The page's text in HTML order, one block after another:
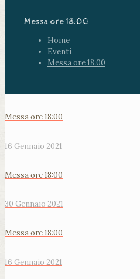
Messa ore 18:00
Home
Eventi
Messa ore 18:00
Messa ore 18:00
16 Gennaio 2021
Messa ore 18:00
30 Gennaio 2021
Messa ore 18:00
16 Gennaio 2021